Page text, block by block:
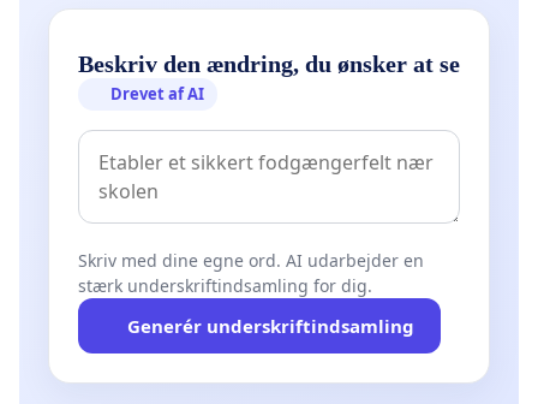
Beskriv den ændring, du ønsker at se
Drevet af AI
Skriv med dine egne ord. AI udarbejder en
stærk underskriftindsamling for dig.
Generér underskriftindsamling